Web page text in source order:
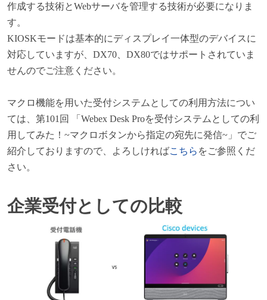
作成する技術とWebサーバを管理する技術が必要になりま
す。
KIOSKモードは基本的にディスプレイ一体型のデバイスに
対応していますが、DX70、DX80ではサポートされていま
せんのでご注意ください。
マクロ機能を用いた受付システムとしての利用方法につい
ては、第101回 「Webex Desk Proを受付システムとしての利
用してみた！~マクロボタンから指定の宛先に発信~」でご
紹介しておりますので、よろしければこちら をご参照くだ
さい。
企業受付としての比較